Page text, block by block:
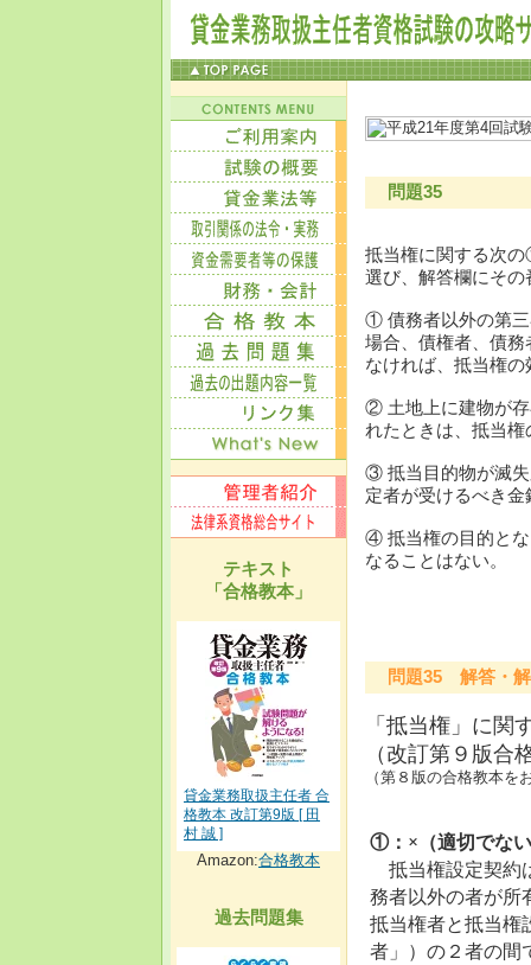
テキスト
「合格教本」
貸金業務取扱主任者 合
格教本 改訂第9版 [ 田
村 誠 ]
Amazon:合格教本
過去問題集
問題35
抵当権に関する次
選び、解答欄にそ
① 債務者以外の第
場合、債権者、債
なければ、抵当権
② 土地上に建物が
れたときは、抵当
③ 抵当目的物が滅
定者が受けるべき
④ 抵当権の目的と
なることはない。
問題35 解答・
「抵当権」に関
（改訂第９版合
（第８版の合格教本を
①：×（適切でな
抵当権設定契約
務者以外の者が所
抵当権者と抵当権
者」）の２者の間